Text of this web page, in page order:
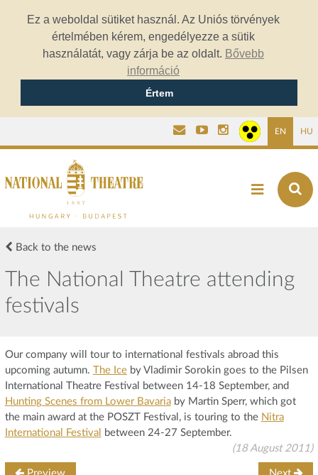
Ez a weboldal sütiket használ. Az Uniós törvények
értelmében kérem, engedélyezze a sütik
használatát, vagy zárja be az oldalt. Bővebb
információ
Értem
EN HU
Back to the news
The National Theatre attending
festivals
Our company will tour to international festivals abroad this
upcoming autumn. The Iceby Vladimir Sorokin goes to the Pilsen
International Theatre Festival between 14-18 September, and
Hunting Scenes from Lower Bavariaby Martin Sperr, which got
the main award at the POSZT Festival, is touring to the Nitra
International Festival
between 24-27 September.
(18 August 2011)